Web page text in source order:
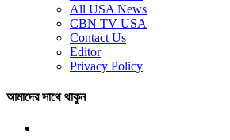
All USA News
CBN TV USA
Contact Us
Editor
Privacy Policy
আমাদের সাথে থাকুন